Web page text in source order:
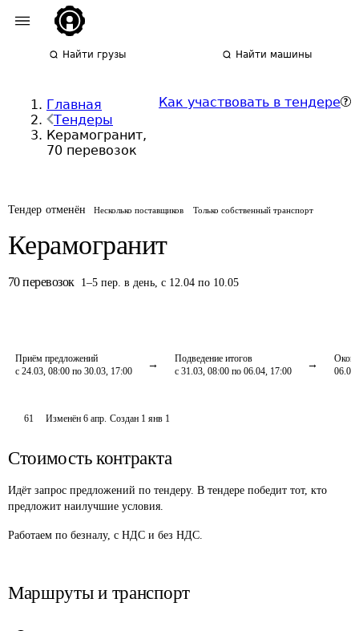
Найти грузы Найти машины
Главная
Тендеры
Керамогранит,
70 перевозок
Как участвовать в тендере
Тендер отменён Несколько поставщиков Только собственный транспорт
Керамогранит
70 перевозок 1–5 пер. в день, с 12.04 по 10.05
Приём предложений
с 24.03, 08:00 по 30.03, 17:00
Подведение итогов
с 31.03, 08:00 по 06.04, 17:00
61 Изменён6 апр. Создан 1 янв 1
Стоимость контракта
Идёт запрос предложений по тендеру. В тендере победит тот, кто
предложит наилучшие условия.
Работаем по безналу, с НДС и без НДС.
Маршруты и транспорт